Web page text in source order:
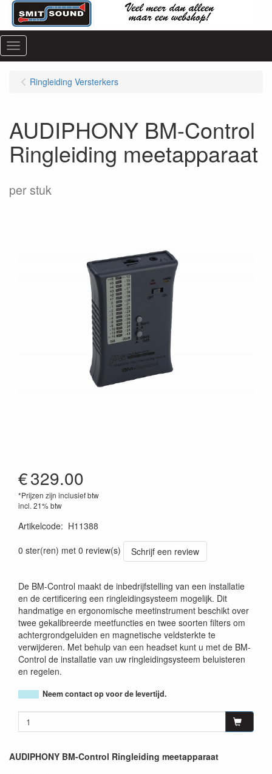
Menu
Ringleiding Versterkers
AUDIPHONY BM-Control
Ringleiding meetapparaat
per stuk
€329.00
*Prijzen zijn inclusief btw
incl. 21% btw
Artikelcode: H11388
0 ster(ren) met 0 review(s)
Schrijf een review
De BM-Control maakt de inbedrijfstelling van een installatie
en de certificering een ringleidingsysteem mogelijk. Dit
handmatige en ergonomische meetinstrument beschikt over
twee gekalibreerde meetfuncties en twee soorten filters om
achtergrondgeluiden en magnetische veldsterkte te
verwijderen. Met behulp van een headset kunt u met de BM-
Control de installatie van uw ringleidingsysteem beluisteren
en regelen.
Neem contact op voor de levertijd.
AUDIPHONY BM-Control Ringleiding meetapparaat